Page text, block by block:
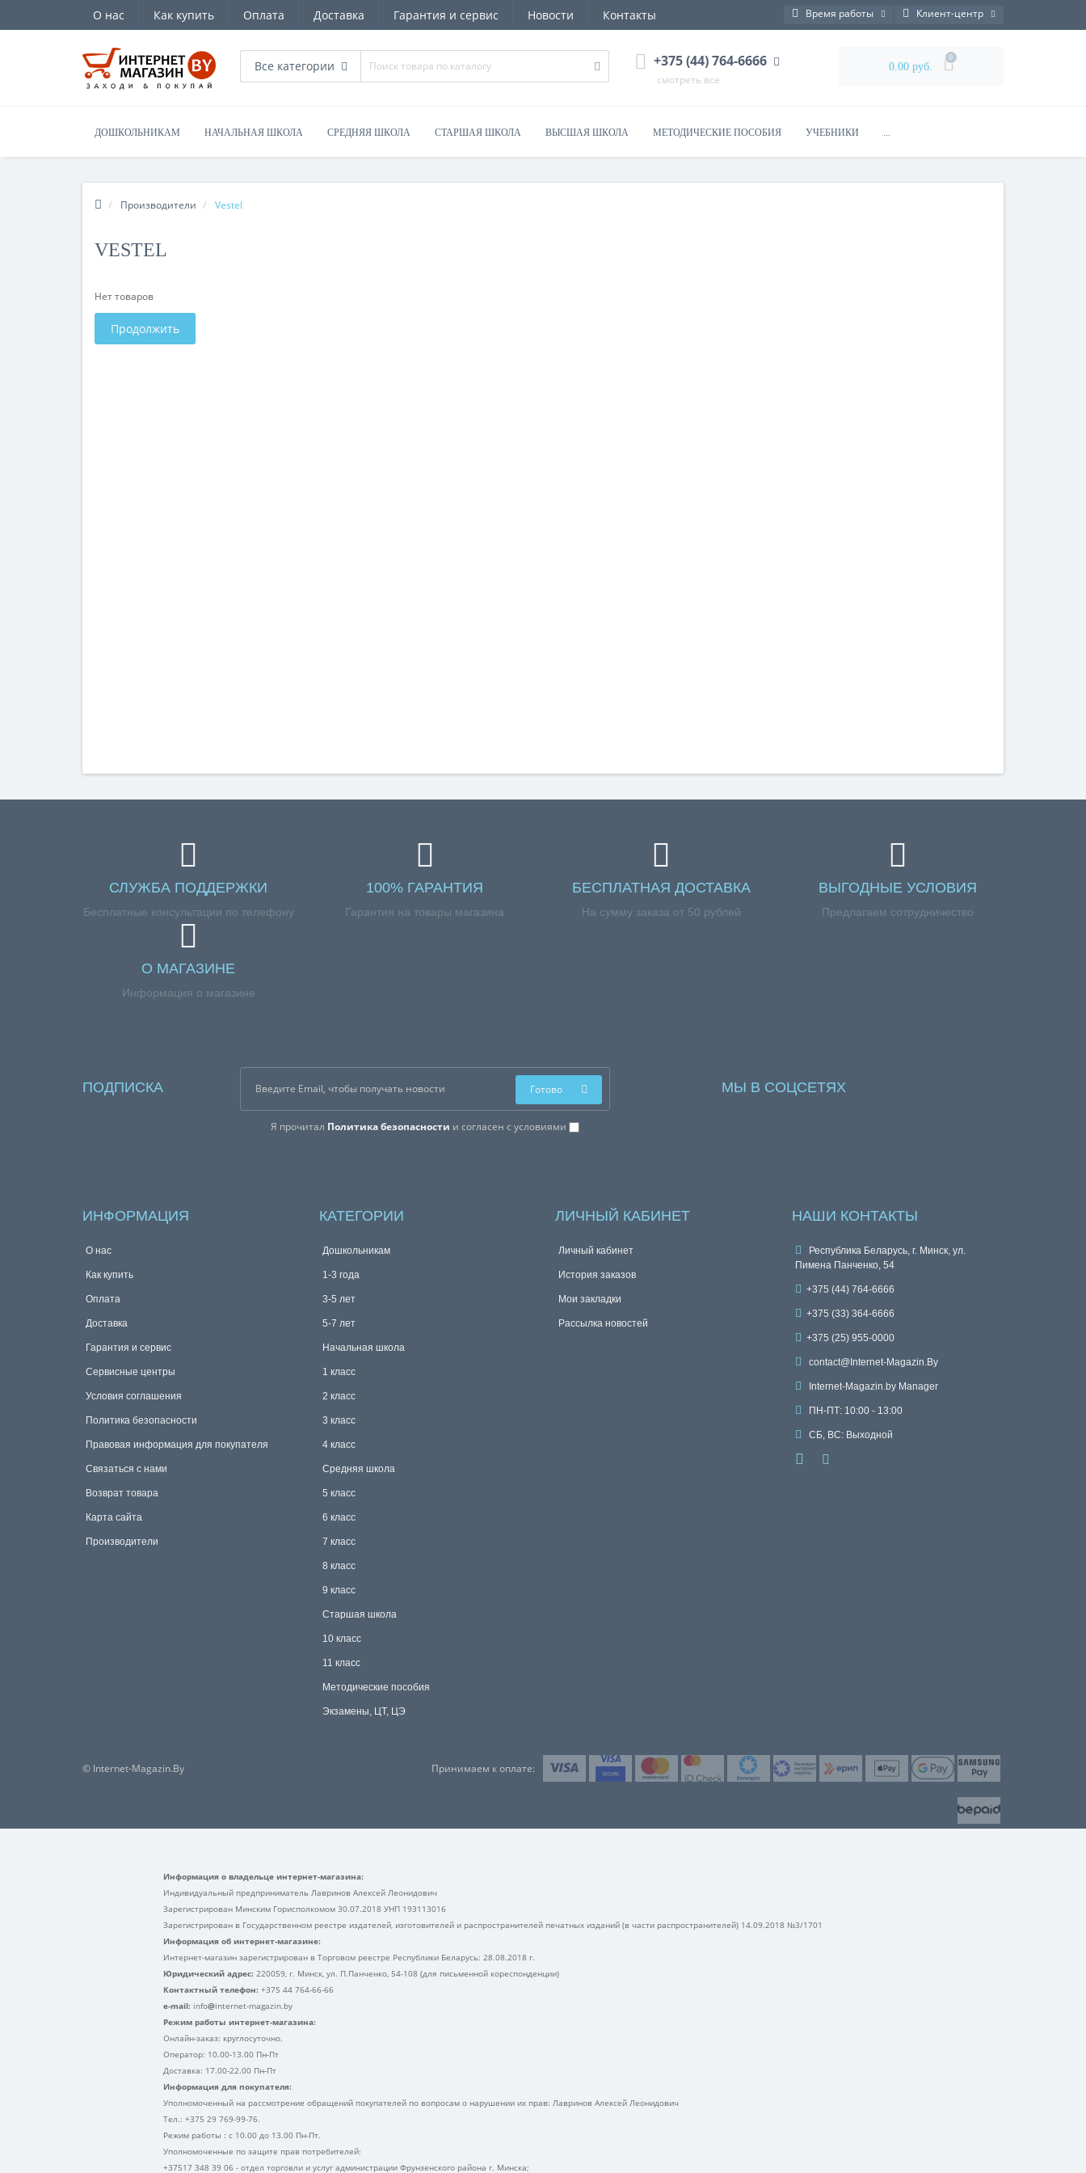
О нас Как купить Оплата Доставка Гарантия и сервис Новости Контакты Время работы Клиент-центр
Все категории +375 (44) 764-6666
смотреть все
0.00 руб.
0
ДОШКОЛЬНИКАМ НАЧАЛЬНАЯ ШКОЛА СРЕДНЯЯ ШКОЛА СТАРШАЯ ШКОЛА ВЫСШАЯ ШКОЛА МЕТОДИЧЕСКИЕ ПОСОБИЯ УЧЕБНИКИ ...
Производители Vestel
VESTEL
Нет товаров
Продолжить
СЛУЖБА ПОДДЕРЖКИ
Бесплатные консультации по телефону
100% ГАРАНТИЯ
Гарантия на товары магазина
БЕСПЛАТНАЯ ДОСТАВКА
На сумму заказа от 50 рублей
ВЫГОДНЫЕ УСЛОВИЯ
Предлагаем сотрудничество
О МАГАЗИНЕ
Информация о магазине
ПОДПИСКА
Я прочитал Политика безопасности и согласен с условиями
Готово МЫ В СОЦСЕТЯХ
ИНФОРМАЦИЯ
О нас
Как купить
Оплата
Доставка
Гарантия и сервис
Сервисные центры
Условия соглашения
Политика безопасности
Правовая информация для покупателя
Связаться с нами
Возврат товара
Карта сайта
Производители
КАТЕГОРИИ
Дошкольникам
1-3 года
3-5 лет
5-7 лет
Начальная школа
1 класс
2 класс
3 класс
4 класс
Средняя школа
5 класс
6 класс
7 класс
8 класс
9 класс
Старшая школа
10 класс
11 класс
Методические пособия
Экзамены, ЦТ, ЦЭ
ЛИЧНЫЙ КАБИНЕТ
Личный кабинет
История заказов
Мои закладки
Рассылка новостей
НАШИ КОНТАКТЫ
Республика Беларусь, г. Минск, ул.
Пимена Панченко, 54
+375 (44) 764-6666
+375 (33) 364-6666
+375 (25) 955-0000
contact@Internet-Magazin.By
Internet-Magazin.by Manager
ПН-ПТ: 10:00 - 13:00
СБ, ВС: Выходной
© Internet-Magazin.By Принимаем к оплате:
Информация о владельце интернет-магазина:
Индивидуальный предприниматель Лавринов Алексей Леонидович
Зарегистрирован Минским Горисполкомом 30.07.2018 УНП 193113016
Зарегистрирован в Государственном реестре издателей, изготовителей и распространителей печатных изданий (в части распространителей) 14.09.2018 №3/1701
Информация об интернет-магазине:
Интернет-магазин зарегистрирован в Торговом реестре Республики Беларусь: 28.08.2018 г.
Юридический адрес: 220059, г. Минск, ул. П.Панченко, 54-108 (для письменной кореспонденции)
Контактный телефон: +375 44 764-66-66
e-mail: info@internet-magazin.by
Режим работы интернет-магазина:
Онлайн-заказ: круглосуточно.
Оператор: 10.00-13.00 Пн-Пт
Доставка: 17.00-22.00 Пн-Пт
Информация для покупателя:
Уполномоченный на рассмотрение обращений покупателей по вопросам о нарушении их прав: Лавринов Алексей Леонидович
Тел.: +375 29 769-99-76.
Режим работы : с 10.00 до 13.00 Пн-Пт.
Уполномоченные по защите прав потребителей:
+37517 348 39 06 - отдел торговли и услуг администрации Фрунзенского района г. Минска;